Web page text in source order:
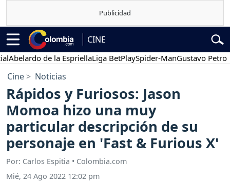
CINE
de la EspriellaLiga BetPlaySpider-ManGustavo Petro
Cine Noticias
Rápidos y Furiosos: Jason
Momoa hizo una muy
particular descripción de su
personaje en 'Fast & Furious X'
Por: Carlos Espitia • Colombia.com
Mié, 24 Ago 2022 12:02 pm